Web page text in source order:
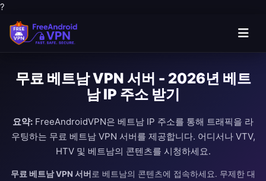
?
무료 베트남 VPN 서버 - 2026년 베트
남 IP 주소 받기
요약: FreeAndroidVPN은 베트남 IP 주소를 통해 트래픽을 라
우팅하는 무료 베트남 VPN 서버를 제공합니다. 어디서나 VTV,
HTV 및 베트남의 콘텐츠를 시청하세요.
무료 베트남 VPN 서버 로 베트남의 콘텐츠에 접속하세요. 무제한 대